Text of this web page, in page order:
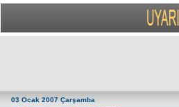
03 Ocak 2007 Çarşamba